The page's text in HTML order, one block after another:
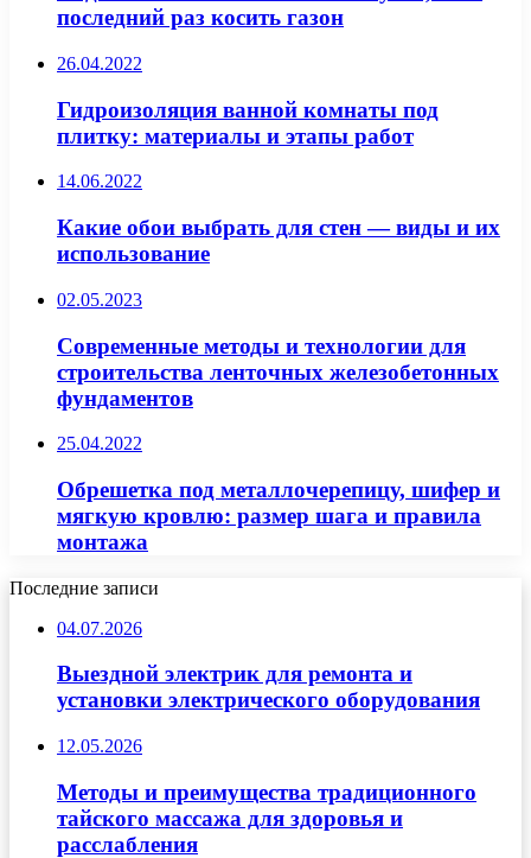
последний раз косить газон
26.04.2022
Гидроизоляция ванной комнаты под
плитку: материалы и этапы работ
14.06.2022
Какие обои выбрать для стен — виды и их
использование
02.05.2023
Современные методы и технологии для
строительства ленточных железобетонных
фундаментов
25.04.2022
Обрешетка под металлочерепицу, шифер и
мягкую кровлю: размер шага и правила
монтажа
Последние записи
04.07.2026
Выездной электрик для ремонта и
установки электрического оборудования
12.05.2026
Методы и преимущества традиционного
тайского массажа для здоровья и
расслабления